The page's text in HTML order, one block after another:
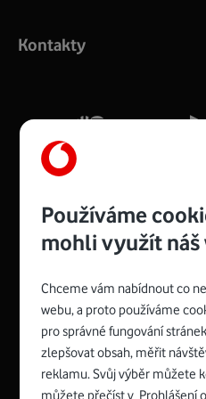
silný signál pro celou
Více o COMPAL CH7465VF
Zyxel VMG8623-T50B:
Rozměry modemu jsou 16 x
a nabízí 4 gigabitové LAN
Spojte se s
Kontakty
Používáme
mohli využít náš
Chceme vám nabídnout co
webu, a proto používáme
pro správné fungování
zlepšovat obsah, měřit
reklamu. Svůj výběr můžete
můžete přečíst v Prohlášení